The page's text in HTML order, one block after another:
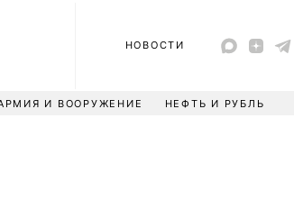
НОВОСТИ
И ВООРУЖЕНИЕ НЕФТЬ И РУБЛЬ